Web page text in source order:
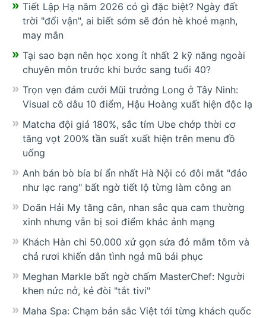
Tiết Lập Hạ năm 2026 có gì đặc biệt? Ngày đất
trời "đổi vận", ai biết sớm sẽ đón hè khoẻ mạnh,
may mắn
Tại sao bạn nên học xong ít nhất 2 kỹ năng ngoài
chuyên môn trước khi bước sang tuổi 40?
Trọn vẹn đám cưới Mũi trưởng Long ở Tây Ninh:
Visual cô dâu 10 điểm, Hậu Hoàng xuất hiện độc lạ
Matcha đội giá 180%, sắc tím Ube chớp thời cơ
tăng vọt 200% tần suất xuất hiện trên menu đồ
uống
Anh bán bò bía bí ẩn nhất Hà Nội có đôi mắt "đảo
như lạc rang" bất ngờ tiết lộ từng làm công an
Doãn Hải My tăng cân, nhan sắc qua cam thường
xinh nhưng vẫn bị soi điểm khác ảnh mạng
Khách Hàn chi 50.000 xử gọn sứa đỏ mắm tôm và
chả rươi khiến dân tình ngả mũ bái phục
Meghan Markle bất ngờ chấm MasterChef: Người
khen nức nở, kẻ đòi "tắt tivi"
Maha Spa: Chạm bản sắc Việt tới từng khách quốc